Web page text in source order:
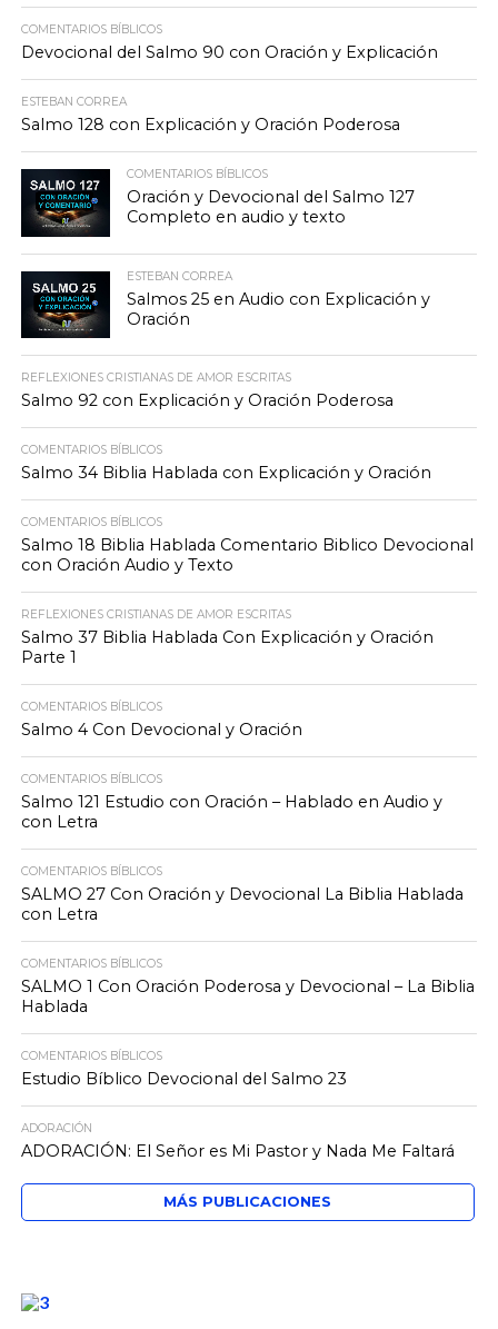
COMENTARIOS BÍBLICOS
Devocional del Salmo 90 con Oración y Explicación
ESTEBAN CORREA
Salmo 128 con Explicación y Oración Poderosa
COMENTARIOS BÍBLICOS
Oración y Devocional del Salmo 127
Completo en audio y texto
ESTEBAN CORREA
Salmos 25 en Audio con Explicación y
Oración
REFLEXIONES CRISTIANAS DE AMOR ESCRITAS
Salmo 92 con Explicación y Oración Poderosa
COMENTARIOS BÍBLICOS
Salmo 34 Biblia Hablada con Explicación y Oración
COMENTARIOS BÍBLICOS
Salmo 18 Biblia Hablada Comentario Biblico Devocional
con Oración Audio y Texto
REFLEXIONES CRISTIANAS DE AMOR ESCRITAS
Salmo 37 Biblia Hablada Con Explicación y Oración
Parte 1
COMENTARIOS BÍBLICOS
Salmo 4 Con Devocional y Oración
COMENTARIOS BÍBLICOS
Salmo 121 Estudio con Oración – Hablado en Audio y
con Letra
COMENTARIOS BÍBLICOS
SALMO 27 Con Oración y Devocional La Biblia Hablada
con Letra
COMENTARIOS BÍBLICOS
SALMO 1 Con Oración Poderosa y Devocional – La Biblia
Hablada
COMENTARIOS BÍBLICOS
Estudio Bíblico Devocional del Salmo 23
ADORACIÓN
ADORACIÓN: El Señor es Mi Pastor y Nada Me Faltará
MÁS PUBLICACIONES